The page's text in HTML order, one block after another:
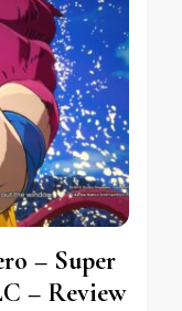
– Super
– Review